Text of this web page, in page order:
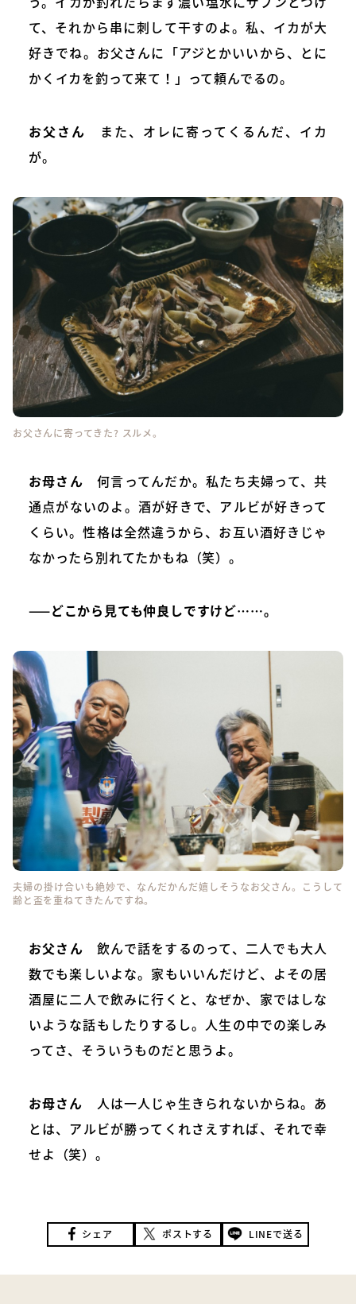
て、それから串に刺して干すのよ。私、イカが大
好きでね。お父さんに「アジとかいいから、とに
かくイカを釣って来て！」って頼んでるの。
お父さん また、オレに寄ってくるんだ、イカ
が。
お父さんに寄ってきた? スルメ。
お母さん何言ってんだか。私たち夫婦って、共
通点がないのよ。酒が好きで、アルビが好きって
くらい。性格は全然違うから、お互い酒好きじゃ
なかったら別れてたかもね（笑）。
——どこから見ても仲良しですけど……。
夫婦の掛け合いも絶妙で、なんだかんだ嬉しそうなお父さん。こうして
齢と盃を重ねてきたんですね。
お父さん飲んで話をするのって、二人でも大人
数でも楽しいよな。家もいいんだけど、よその居
酒屋に二人で飲みに行くと、なぜか、家ではしな
いような話もしたりするし。人生の中での楽しみ
ってさ、そういうものだと思うよ。
お母さん 人は一人じゃ生きられないからね。あ
とは、アルビが勝ってくれさえすれば、それで幸
せよ（笑）。
シェア ポストする LINEで送る